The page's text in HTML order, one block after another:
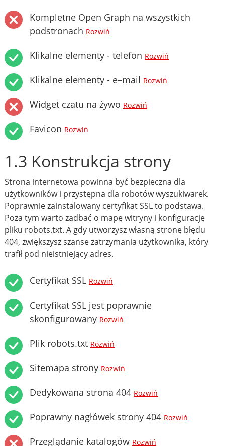
Kompletne Open Graph na wszystkich
podstronach Rozwiń
Klikalne elementy - telefon Rozwiń
Klikalne elementy - e–mail Rozwiń
Widget czatu na żywo Rozwiń
Favicon Rozwiń
1.3 Konstrukcja strony
Strona internetowa powinna być bezpieczna dla
użytkowników i przystępna dla robotów wyszukiwarek.
Poprawnie zainstalowany certyfikat SSL to podstawa.
Poza tym warto zadbać o mapę witryny i konfigurację
pliku robots.txt. A gdy utworzysz własną stronę błędu
404, zwiększysz szanse zatrzymania użytkownika, który
trafił pod nieistniejący adres.
Certyfikat SSL Rozwiń
Certyfikat SSL jest poprawnie
skonfigurowany Rozwiń
Plik robots.txt Rozwiń
Sitemapa strony Rozwiń
Dedykowana strona 404 Rozwiń
Poprawny nagłówek strony 404 Rozwiń
Przeglądanie katalogów Rozwiń